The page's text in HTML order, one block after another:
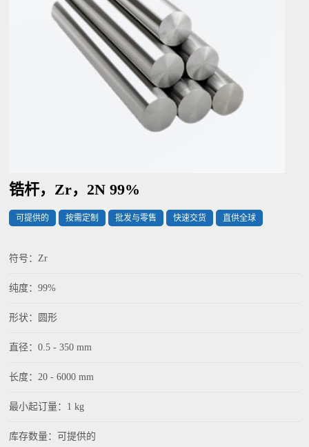
锆杆，Zr，2N 99%
可提供的 按需定制 批发与零售 快速交货 直供全球
符号：Zr
纯度：99%
形状：圆形
直径：0.5 - 350 mm
长度：20 - 6000 mm
最小起订量：1 kg
库存数量：可提供的